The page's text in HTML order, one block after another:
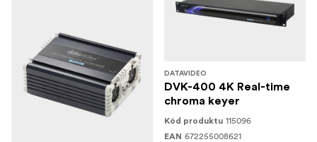
DATAVIDEO
DVK-400 4K Real-time
chroma keyer
Kód produktu 115096
EAN 672255008621